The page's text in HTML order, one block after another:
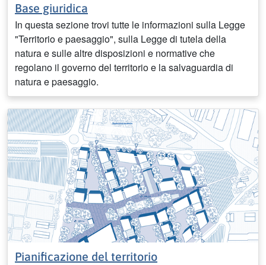
Base giuridica
In questa sezione trovi tutte le informazioni sulla Legge
"Territorio e paesaggio", sulla Legge di tutela della
natura e sulle altre disposizioni e normative che
regolano il governo del territorio e la salvaguardia di
natura e paesaggio.
Pianificazione del territorio